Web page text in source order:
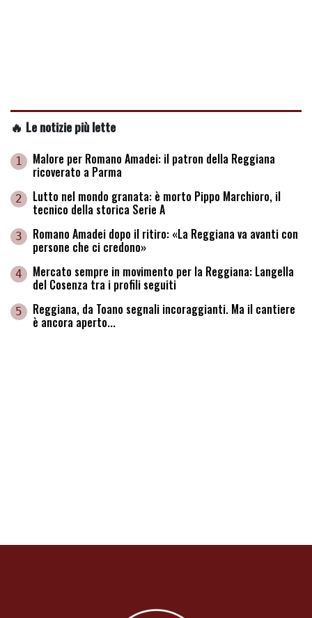
🔥 Le notizie più lette
1 Malore per Romano Amadei: il patron della Reggiana
ricoverato a Parma
2 Lutto nel mondo granata: è morto Pippo Marchioro, il
tecnico della storica Serie A
3 Romano Amadei dopo il ritiro: «La Reggiana va avanti con
persone che ci credono»
4 Mercato sempre in movimento per la Reggiana: Langella
del Cosenza tra i profili seguiti
5 Reggiana, da Toano segnali incoraggianti. Ma il cantiere
è ancora aperto...